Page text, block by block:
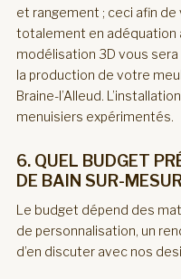
et rangement ; ceci afin
totalement en adéquation
modélisation 3D vous
la production de votre
Braine-l’Alleud.
menuisiers expérimentés.
6. QUEL BUDGET
DE BAIN SUR-
Le budget dépend des
de personnalisation, un
d’en discuter avec nos